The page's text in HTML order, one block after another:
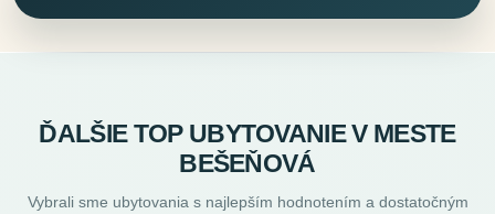
ĎALŠIE TOP UBYTOVANIE V MESTE
BEŠEŇOVÁ
Vybrali sme ubytovania s najlepším hodnotením a dostatočným